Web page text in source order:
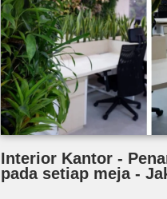
Interior Kantor -
pada setiap meja -